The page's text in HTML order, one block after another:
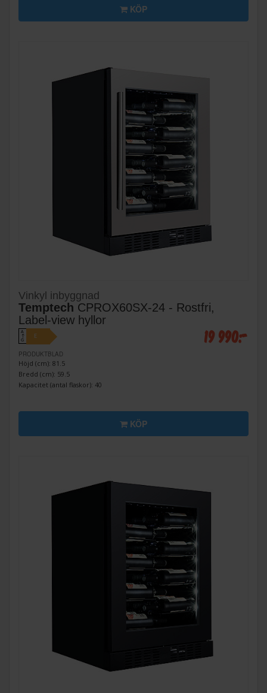
KÖP
Vinkyl inbyggnad
Temptech CPROX60SX-24 - Rostfri,
Label-view hyllor
A
↑
G
E
PRODUKTBLAD
Höjd (cm): 81.5
Bredd (cm): 59.5
Kapacitet (antal flaskor): 40
19 990:-
KÖP